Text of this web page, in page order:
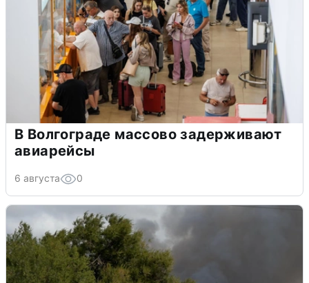
В Волгограде массово задерживают
авиарейсы
6 августа 0